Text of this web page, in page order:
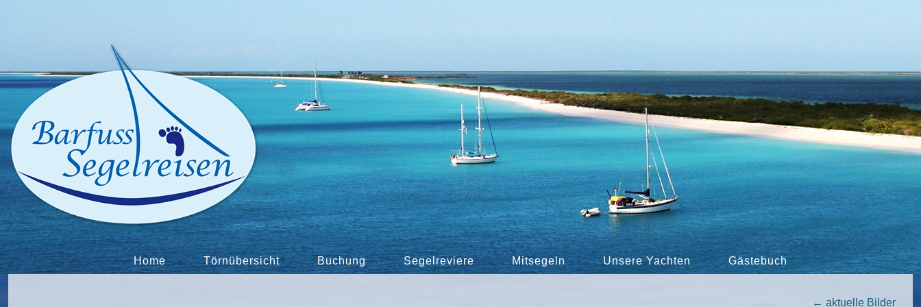
Home Törnübersicht Buchung Segelreviere Mitsegeln Unsere Yachten Gästebuch
← aktuelle Bilder